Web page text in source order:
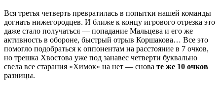
Вся третья четверть превратилась в попытки нашей команды
догнать нижегородцев. И ближе к концу игрового отрезка это
даже стало получаться — попадание Мальцева и его же
активность в обороне, быстрый отрыв Коршакова… Все это
помогло подобраться к оппонентам на расстояние в 7 очков,
но трешка Хвостова уже под занавес четверти буквально
свела все старания «Химок» на нет — снова те же 10 очков
разницы.